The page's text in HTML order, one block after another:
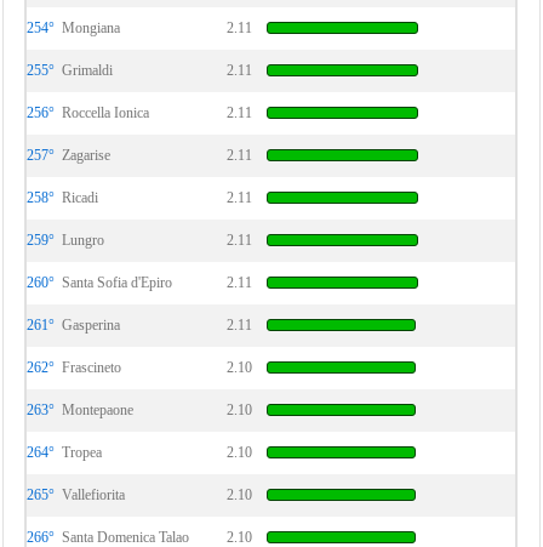
254° Mongiana 2.11
255° Grimaldi 2.11
256° Roccella Ionica 2.11
257° Zagarise 2.11
258° Ricadi 2.11
259° Lungro 2.11
260° Santa Sofia d'Epiro 2.11
261° Gasperina 2.11
262° Frascineto 2.10
263° Montepaone 2.10
264° Tropea 2.10
265° Vallefiorita 2.10
266° Santa Domenica Talao 2.10